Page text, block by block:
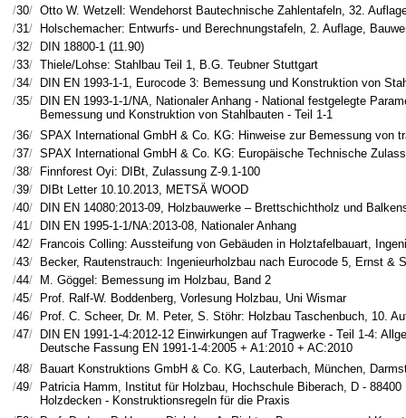
/30/ Otto W. Wetzell: Wendehorst Bautechnische Zahlentafeln, 32.
/31/
Holschemacher: Entwurfs- und Berechnungstafeln, 2. Auflage,
/32/
DIN 18800-1 (11.90)
/33/ Thiele/Lohse: Stahlbau Teil 1, B.G. Teubner Stuttgart
/34/
DIN EN 1993-1-1, Eurocode 3: Bemessung und Konstruktion von
/35/
DIN EN 1993-1-1/NA, Nationaler Anhang - National festgelegte
Bemessung und Konstruktion von Stahlbauten - Teil 1-1
/36/ SPAX International GmbH & Co. KG: Hinweise zur Bemessung von
/37/ SPAX International GmbH & Co. KG: Europäische Technische
/38/
Finnforest Oyi: DIBt, Zulassung Z-9.1-100
/39/
DIBt Letter 10.10.2013, METSÄ WOOD
/40/
DIN EN 14080:2013-09, Holzbauwerke – Brettschichtholz und
/41/
DIN EN 1995-1-1/NA:2013-08, Nationaler Anhang
/42/
Francois Colling: Aussteifung von Gebäuden in Holztafelbauart,
/43/
Becker, Rautenstrauch: Ingenieurholzbau nach Eurocode 5, Ernst &
/44/
M. Göggel: Bemessung im Holzbau, Band 2
/45/
Prof. Ralf-W. Boddenberg, Vorlesung Holzbau, Uni Wismar
/46/
Prof. C. Scheer, Dr. M. Peter, S. Stöhr: Holzbau Taschenbuch, 10.
/47/
DIN EN 1991-1-4:2012-12 Einwirkungen auf Tragwerke - Teil 1-4:
Deutsche Fassung EN 1991-1-4:2005 + A1:2010 + AC:2010
/48/
Bauart Konstruktions GmbH & Co. KG, Lauterbach, München,
/49/
Patricia Hamm, Institut für Holzbau, Hochschule Biberach, D -
Holzdecken - Konstruktionsregeln für die Praxis